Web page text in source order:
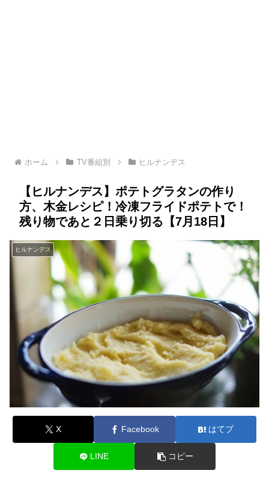
ホーム TV番組別 ヒルナンデス
【ヒルナンデス】ポテトグラタンの作り
方、木金レシピ！冷凍フライドポテトで！
残り物であと２日乗り切る【7月18日】
ヒルナンデス
X Facebook はてブ
LINE コピー